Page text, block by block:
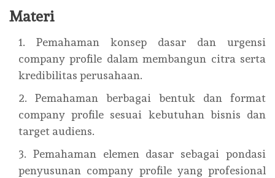
Materi
Pemahaman konsep dasar dan urgensi
company profile dalam membangun citra serta
kredibilitas perusahaan.
Pemahaman berbagai bentuk dan format
company profile sesuai kebutuhan bisnis dan
target audiens.
Pemahaman elemen dasar sebagai pondasi
penyusunan company profile yang profesional